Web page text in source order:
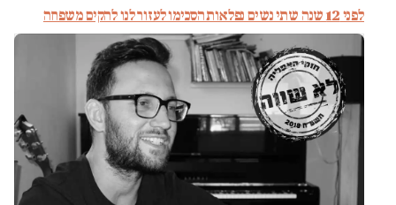
לפני 12 שנה שתי נשים נפלאות הסכימו לעזור לנו להקים משפחה